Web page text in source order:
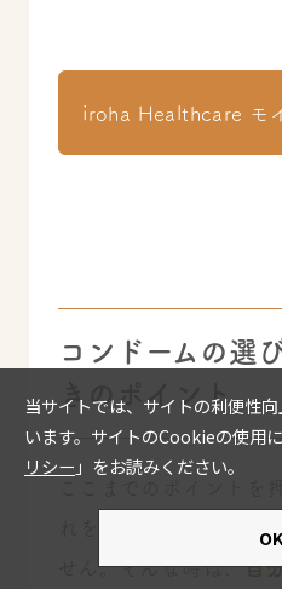
iroha Healthcare モ
コンドームの選
きのポイント
せん。そんな時は、自